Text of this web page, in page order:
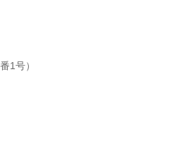
1号）